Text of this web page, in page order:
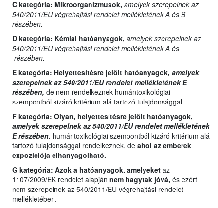
C kategória: Mikroorganizmusok, amelyek szerepelnek az
540/2011/EU végrehajtási rendelet mellékletének A és B
részében.
D kategória: Kémiai hatóanyagok, amelyek szerepelnek az
540/2011/EU végrehajtási rendelet mellékletének A és
részében.
E kategória: Helyettesítésre jelölt hatóanyagok, amelyek
szerepelnek az 540/2011/EU rendelet mellékletének E
részében, de nem rendelkeznek humántoxikológiai
szempontból kizáró kritérium alá tartozó tulajdonsággal.
F kategória: Olyan, helyettesítésre jelölt hatóanyagok,
amelyek szerepelnek az 540/2011/EU rendelet mellékletének
E részében, humántoxikológiai szempontból kizáró kritérium alá
tartozó tulajdonsággal rendelkeznek, de ahol az emberek
expozíciója elhanyagolható.
G kategória: Azok a hatóanyagok, amelyeket az
1107/2009/EK rendelet alapján nem hagytak jóvá, és ezért
nem szerepelnek az 540/2011/EU végrehajtási rendelet
mellékletében.